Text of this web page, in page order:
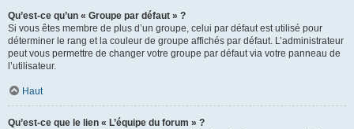
Qu’est-ce qu’un « Groupe par défaut » ?
Si vous êtes membre de plus d’un groupe, celui par défaut est utilisé pour
déterminer le rang et la couleur de groupe affichés par défaut. L’administrateur
peut vous permettre de changer votre groupe par défaut via votre panneau de
l’utilisateur.
Haut
Qu’est-ce que le lien « L’équipe du forum » ?